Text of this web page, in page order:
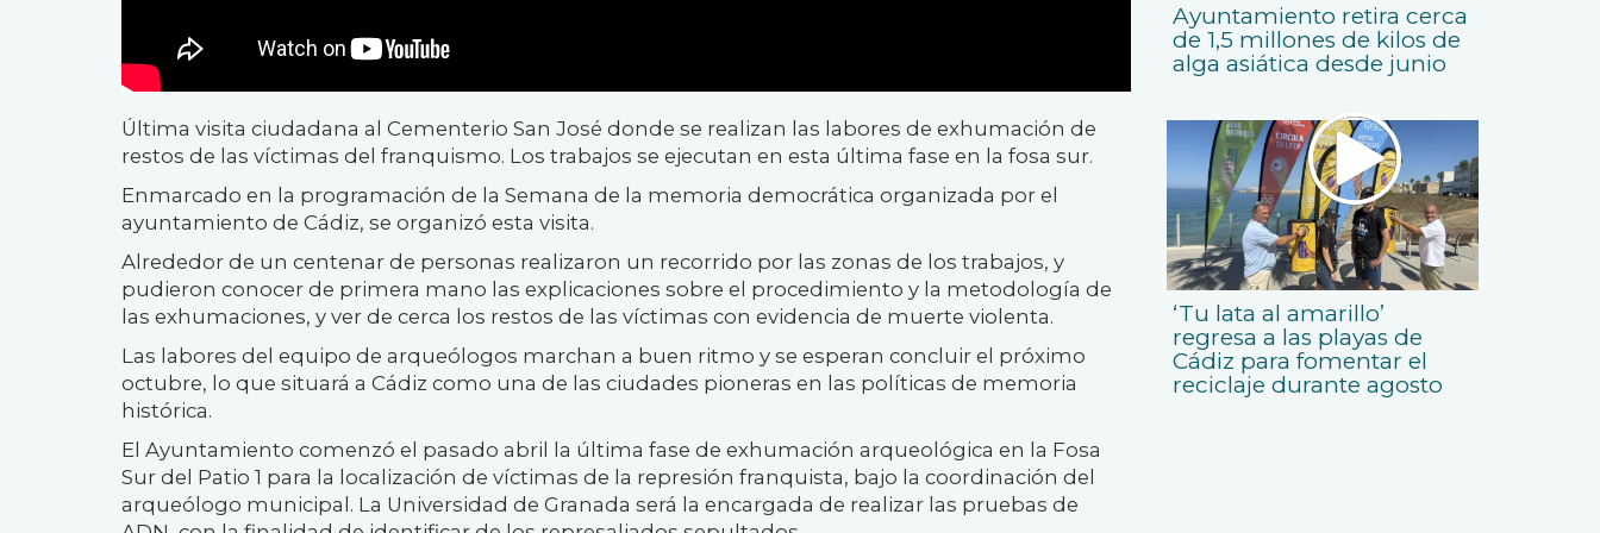
Última visita ciudadana al Cementerio San José donde se realizan las labores de exhumación de
restos de las víctimas del franquismo. Los trabajos se ejecutan en esta última fase en la fosa sur.
Enmarcado en la programación de la Semana de la memoria democrática organizada por el
ayuntamiento de Cádiz, se organizó esta visita.
Alrededor de un centenar de personas realizaron un recorrido por las zonas de los trabajos, y
pudieron conocer de primera mano las explicaciones sobre el procedimiento y la metodología de
las exhumaciones, y ver de cerca los restos de las víctimas con evidencia de muerte violenta.
Las labores del equipo de arqueólogos marchan a buen ritmo y se esperan concluir el próximo
octubre, lo que situará a Cádiz como una de las ciudades pioneras en las políticas de memoria
histórica.
El Ayuntamiento comenzó el pasado abril la última fase de exhumación arqueológica en la Fosa
Sur del Patio 1 para la localización de víctimas de la represión franquista, bajo la coordinación del
arqueólogo municipal. La Universidad de Granada será la encargada de realizar las pruebas de
Ayuntamiento retira cerca
de 1,5 millones de kilos de
alga asiática desde junio
‘Tu lata al amarillo’
regresa a las playas de
Cádiz para fomentar el
reciclaje durante agosto